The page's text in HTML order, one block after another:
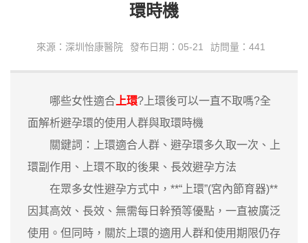
環時機
來源：深圳怡康醫院 發布日期：05-21 訪問量：441
哪些女性適合 上環?上環後可以一直不取嗎?全
面解析避孕環的使用人群與取環時機
關鍵詞：上環適合人群、避孕環多久取一次、上
環副作用、上環不取的後果、長效避孕方法
在眾多女性避孕方式中，**“上環”(宮內節育器)**
因其高效、長效、無需每日幹預等優點，一直被廣泛
使用。但同時，關於上環的適用人群和使用期限仍存